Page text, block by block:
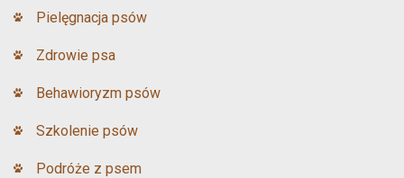
Pielęgnacja psów
Zdrowie psa
Behawioryzm psów
Szkolenie psów
Podróże z psem